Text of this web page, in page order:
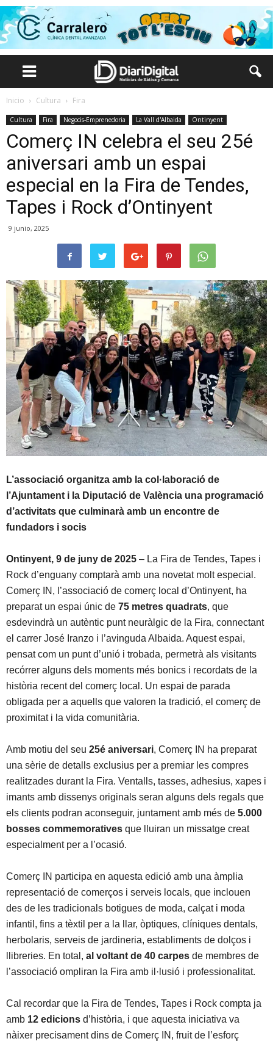
Inicio Cultura Fira
Cultura Fira Negocis-Emprenedoria La Vall d'Albaida Ontinyent
Comerç IN celebra el seu 25é
aniversari amb un espai
especial en la Fira de Tendes,
Tapes i Rock d’Ontinyent
9 junio, 2025
L’associació organitza amb la col·laboració de
l’Ajuntament i la Diputació de València una programació
d’activitats que culminarà amb un encontre de
fundadors i socis
Ontinyent, 9 de juny de 2025 – La Fira de Tendes, Tapes i
Rock d’enguany comptarà amb una novetat molt especial.
Comerç IN, l’associació de comerç local d’Ontinyent, ha
preparat un espai únic de 75 metres quadrats, que
esdevindrà un autèntic punt neuràlgic de la Fira, connectant
el carrer José Iranzo i l’avinguda Albaida. Aquest espai,
pensat com un punt d’unió i trobada, permetrà als visitants
recórrer alguns dels moments més bonics i recordats de la
història recent del comerç local. Un espai de parada
obligada per a aquells que valoren la tradició, el comerç de
proximitat i la vida comunitària.
Amb motiu del seu 25é aniversari, Comerç IN ha preparat
una sèrie de detalls exclusius per a premiar les compres
realitzades durant la Fira. Ventalls, tasses, adhesius, xapes i
imants amb dissenys originals seran alguns dels regals que
els clients podran aconseguir, juntament amb més de 5.000
bosses commemoratives que lluiran un missatge creat
especialment per a l’ocasió.
Comerç IN participa en aquesta edició amb una àmplia
representació de comerços i serveis locals, que inclouen
des de les tradicionals botigues de moda, calçat i moda
infantil, fins a tèxtil per a la llar, òptiques, clíniques dentals,
herbolaris, serveis de jardineria, establiments de dolços i
llibreries. En total, al voltant de 40 carpes de membres de
l’associació ompliran la Fira amb il·lusió i professionalitat.
Cal recordar que la Fira de Tendes, Tapes i Rock compta ja
amb 12 edicions d’història, i que aquesta iniciativa va
nàixer precisament dins de Comerç IN, fruit de l’esforç